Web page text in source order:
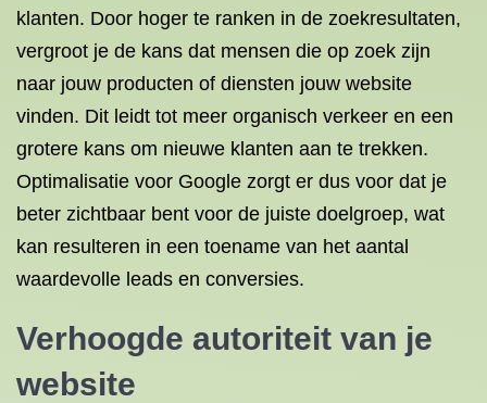
klanten. Door hoger te ranken in de zoekresultaten,
vergroot je de kans dat mensen die op zoek zijn
naar jouw producten of diensten jouw website
vinden. Dit leidt tot meer organisch verkeer en een
grotere kans om nieuwe klanten aan te trekken.
Optimalisatie voor Google zorgt er dus voor dat je
beter zichtbaar bent voor de juiste doelgroep, wat
kan resulteren in een toename van het aantal
waardevolle leads en conversies.
Verhoogde autoriteit van je
website